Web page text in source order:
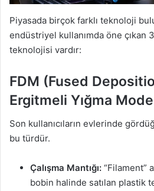
Piyasada birçok farklı teknoloji
endüstriyel kullanımda öne çıkan
teknolojisi vardır:
FDM (Fused
Ergitmeli Yığma
Son kullanıcıların evlerinde
bu türdür.
Çalışma Mantığı: “Filament”
bobin halinde satılan plastik